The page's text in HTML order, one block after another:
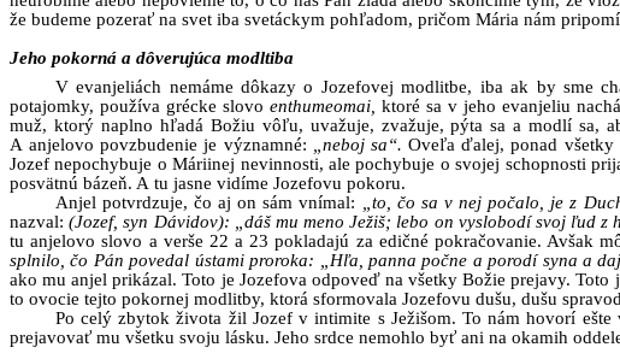
že budeme pozerať na svet iba svetáckym pohľadom, pričom Mária nám
Jeho pokorná a dôverujúca modltiba
V evanjeliách nemáme dôkazy o Jozefovej modlitbe, iba ak by sme
potajomky, používa grécke slovo enthumeomai, ktoré sa v jeho evanjeliu
muž, ktorý naplno hľadá Božiu vôľu, uvažuje, zvažuje, pýta sa a modlí sa,
A anjelovo povzbudenie je významné: „neboj sa“.Oveľa ďalej, ponad všetky
Jozef nepochybuje o Máriinej nevinnosti, ale pochybuje o svojej schopnosti
posvätnú bázeň. A tu jasne vidíme Jozefovu pokoru.
Anjel potvrdzuje, čo aj on sám vnímal: „to, čo sa v nej počalo, je z
nazval:(Jozef, syn Dávidov): „dáš mu meno Ježiš; lebo on vyslobodí svoj ľud z
tu anjelovo slovo a verše 22 a 23 pokladajú za edičné pokračovanie. Avšak
splnilo, čo Pán povedal ústami proroka: „Hľa, panna počne a porodí syna a
ako mu anjel prikázal. Toto je Jozefova odpoveď na všetky Božie prejavy.
to ovocie tejto pokornej modlitby, ktorá sformovala Jozefovu dušu, dušu
Po celý zbytok života žil Jozef v intimite s Ježišom. To nám hovorí
prejavovať mu všetku svoju lásku. Jeho srdce nemohlo byť ani na okamih